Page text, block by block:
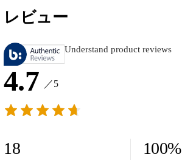
レビュー
Understand product reviews
4.7 ／5
18 100%